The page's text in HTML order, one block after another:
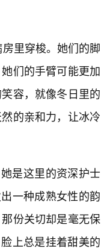
里穿梭。她们的脚
们的手臂可能更加
容，就像冬日里的
的亲和力，让冰冷
是这里的资深护士
一种成熟女性的韵
份关切却是毫无保
上总是挂着甜美的